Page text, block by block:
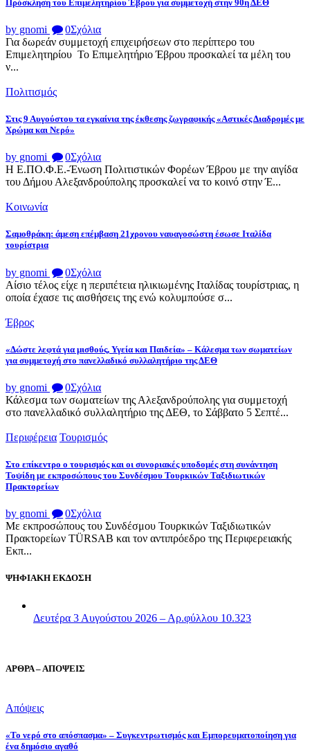
Πρόσκληση του Επιμελητηρίου Έβρου για συμμετοχή στην 90η ΔΕΘ
by gnomi 0Σχόλια
Για δωρεάν συμμετοχή επιχειρήσεων στο περίπτερο του
Επιμελητηρίου Το Επιμελητήριο Έβρου προσκαλεί τα μέλη του
ν...
Πολιτισμός
Στις 9 Αυγούστου τα εγκαίνια της έκθεσης ζωγραφικής «Αστικές Διαδρομές με
Χρώμα και Νερό»
by gnomi 0Σχόλια
Η Ε.ΠΟ.Φ.Ε.-Ένωση Πολιτιστικών Φορέων Έβρου με την αιγίδα
του Δήμου Αλεξανδρούπολης προσκαλεί να το κοινό στην Έ...
Κοινωνία
Σαμοθράκη: άμεση επέμβαση 21χρονου ναυαγοσώστη έσωσε Ιταλίδα
τουρίστρια
by gnomi 0Σχόλια
Αίσιο τέλος είχε η περιπέτεια ηλικιωμένης Ιταλίδας τουρίστριας, η
οποία έχασε τις αισθήσεις της ενώ κολυμπούσε σ...
Έβρος
«Δώστε λεφτά για μισθούς, Υγεία και Παιδεία» – Κάλεσμα των σωματείων
για συμμετοχή στο πανελλαδικό συλλαλητήριο της ΔΕΘ
by gnomi 0Σχόλια
Κάλεσμα των σωματείων της Αλεξανδρούπολης για συμμετοχή
στο πανελλαδικό συλλαλητήριο της ΔΕΘ, το Σάββατο 5 Σεπτέ...
Περιφέρεια Τουρισμός
Στο επίκεντρο ο τουρισμός και οι συνοριακές υποδομές στη συνάντηση
Τοψίδη με εκπροσώπους του Συνδέσμου Τουρκικών Ταξιδιωτικών
Πρακτορείων
by gnomi 0Σχόλια
Με εκπροσώπους του Συνδέσμου Τουρκικών Ταξιδιωτικών
Πρακτορείων TÜRSAB και τον αντιπρόεδρο της Περιφερειακής
Εκπ...
ΨΗΦΙΑΚΗ ΕΚΔΟΣΗ
Δευτέρα 3 Αυγούστου 2026 – Αρ.φύλλου 10.323
ΑΡΘΡΑ – ΑΠΟΨΕΙΣ
Απόψεις
«Το νερό στο απόσπασμα» – Συγκεντρωτισμός και Εμπορευματοποίηση για
ένα δημόσιο αγαθό